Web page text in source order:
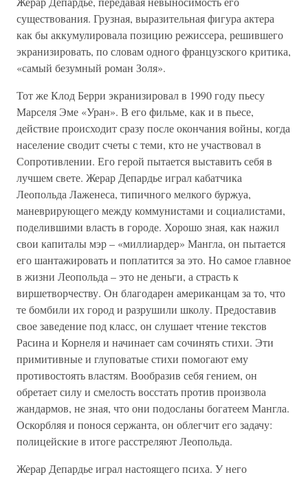
существования. Грузная, выразительная фигура актера
как бы аккумулировала позицию режиссера, решившего
экранизировать, по словам одного французского критика,
«самый безумный роман Золя».
Тот же Клод Берри экранизировал в 1990 году пьесу
Марселя Эме «Уран». В его фильме, как и в пьесе,
действие происходит сразу после окончания войны, когда
население сводит счеты с теми, кто не участвовал в
Сопротивлении. Его герой пытается выставить себя в
лучшем свете. Жерар Депардье играл кабатчика
Леопольда Лаженеса, типичного мелкого буржуа,
маневрирующего между коммунистами и социалистами,
поделившими власть в городе. Хорошо зная, как нажил
свои капиталы мэр – «миллиардер» Мангла, он пытается
его шантажировать и поплатится за это. Но самое главное
в жизни Леопольда – это не деньги, а страсть к
виршетворчеству. Он благодарен американцам за то, что
те бомбили их город и разрушили школу. Предоставив
свое заведение под класс, он слушает чтение текстов
Расина и Корнеля и начинает сам сочинять стихи. Эти
примитивные и глуповатые стихи помогают ему
противостоять властям. Вообразив себя гением, он
обретает силу и смелость восстать против произвола
жандармов, не зная, что они подосланы богатеем Мангла.
Оскорбляя и понося сержанта, он облегчит его задачу:
полицейские в итоге расстреляют Леопольда.
Жерар Депардье играл настоящего психа. У него